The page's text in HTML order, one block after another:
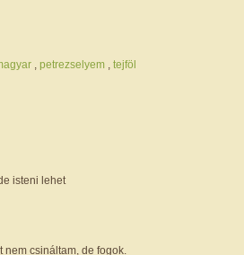
petrezselyem tejföl
isteni lehet
csináltam, de fogok.